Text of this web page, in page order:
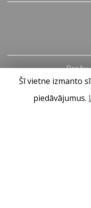
Preču
Šī vietne izmanto
piedāvājumus.